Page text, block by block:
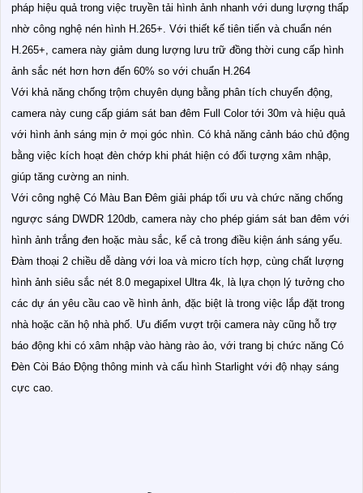
pháp hiệu quả trong việc truyền tải hình ảnh nhanh với dung lượng thấp
nhờ công nghệ nén hình H.265+. Với thiết kế tiên tiến và chuẩn nén
H.265+, camera này giảm dung lượng lưu trữ đồng thời cung cấp hình
ảnh sắc nét hơn hơn đến 60% so với chuẩn H.264
Với khả năng chống trộm chuyên dụng bằng phân tích chuyển động,
camera này cung cấp giám sát ban đêm Full Color tới 30m và hiệu quả
với hình ảnh sáng mịn ở mọi góc nhìn. Có khả năng cảnh báo chủ động
bằng việc kích hoạt đèn chớp khi phát hiện có đối tượng xâm nhập,
giúp tăng cường an ninh.
Với công nghệ Có Màu Ban Ðêm giải pháp tối ưu và chức năng chống
ngược sáng DWDR 120db, camera này cho phép giám sát ban đêm với
hình ảnh trắng đen hoặc màu sắc, kể cả trong điều kiện ánh sáng yếu.
Đàm thoại 2 chiều dễ dàng với loa và micro tích hợp, cùng chất lượng
hình ảnh siêu sắc nét 8.0 megapixel Ultra 4k, là lựa chọn lý tưởng cho
các dự án yêu cầu cao về hình ảnh, đặc biệt là trong việc lắp đặt trong
nhà hoặc căn hộ nhà phố. Ưu điểm vượt trội camera này cũng hỗ trợ
báo động khi có xâm nhập vào hàng rào ảo, với trang bị chức năng Có
Ðèn Còi Báo Động thông minh và cấu hình Starlight với độ nhạy sáng
cực cao.